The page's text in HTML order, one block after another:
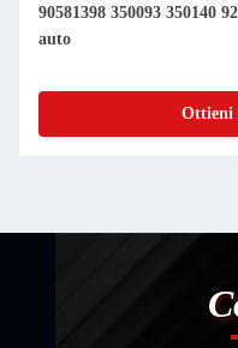
90581398 350093 350140
auto
Ottieni